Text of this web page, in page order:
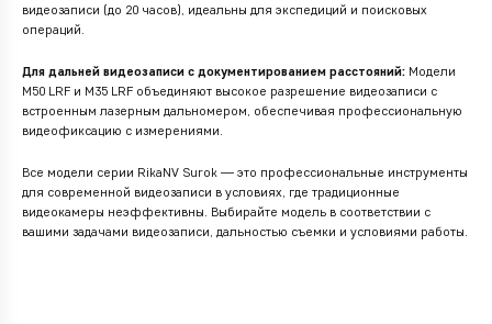
видеозаписи (до 20 часов), идеальны для экспедиций и поисковых
операций.
Для дальней видеозаписи с документированием расстояний: Модели
M50 LRF и M35 LRF объединяют высокое разрешение видеозаписи с
встроенным лазерным дальномером, обеспечивая профессиональную
видеофиксацию с измерениями.
Все модели серии RikaNV Surok — это профессиональные инструменты
для современной видеозаписи в условиях, где традиционные
видеокамеры неэффективны. Выбирайте модель в соответствии с
вашими задачами видеозаписи, дальностью съемки и условиями работы.